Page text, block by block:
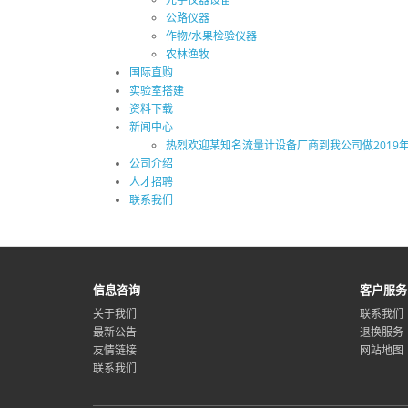
公路仪器
作物/水果检验仪器
农林渔牧
国际直购
实验室搭建
资料下载
新闻中心
热烈欢迎某知名流量计设备厂商到我公司做2019
公司介绍
人才招聘
联系我们
信息咨询
关于我们
最新公告
友情链接
联系我们
客户服务
联系我们
退换服务
网站地图